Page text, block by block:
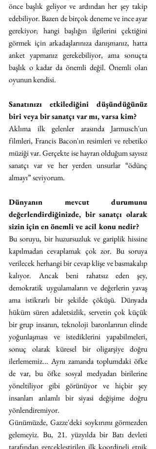
önce başlık geliyor ve ardından her şey takip
edebiliyor. Bazen de birçok deneme ve ince ayar
gerekiyor; hangi başlığın ilgilerini çektiğini
görmek için arkadaşlarınıza danışmanız, hatta
anket yapmanız gerekebiliyor, ama sonuçta
başlık o kadar da önemli değil. Önemli olan
oyunun kendisi.
Sanatınızı etkilediğini düşündüğünüz
biri veya bir sanatçı var mı, varsa kim?
Aklıma ilk gelenler arasında Jarmusch'un
filmleri, Francis Bacon'ın resimleri ve rebetiko
müziği var. Gerçekte ise hayran olduğum sayısız
sanatçı var ve her yerden unsurlar “ödünç
almayı” seviyorum.
Dünyanın mevcut durumunu
değerlendirdiğinizde, bir sanatçı olarak
sizin için en önemli ve acil konu nedir?
Bu soruyu, bir huzursuzluk ve gariplik hissine
kapılmadan cevaplamak çok zor. Bu soruya
verilecek herhangi bir cevap klişe ve basmakalıp
kalıyor. Ancak beni rahatsız eden şey,
demokratik uygulamaların ve değerlerin yavaş
ama istikrarlı bir şekilde çöküşü. Dünyada
hüküm süren adaletsizlik, servetin çok küçük
bir grup insanın, teknoloji baronlarının elinde
yoğunlaşması ve istediklerini yapabilmeleri,
sonuç olarak küresel bir oligarşiye doğru
ilerlememiz... Aynı zamanda toplumdaki öfke
de var, bu öfke sosyal medyadan birilerine
yöneltiliyor gibi görünüyor ve hiçbir şey
insanları anlamlı bir siyasi değişime doğru
yönlendiremiyor.
Günümüzde, Gazze'deki soykırımı görmezden
gelemeyiz. Bu, 21. yüzyılda bir Batı devleti
tarafından gerçekleştirilen ilk koordineli etnik